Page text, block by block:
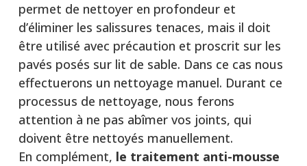
permet de nettoyer en profondeur et
d’éliminer les salissures tenaces, mais il doit
être utilisé avec précaution et proscrit sur les
pavés posés sur lit de sable. Dans ce cas nous
effectuerons un nettoyage manuel. Durant ce
processus de nettoyage, nous ferons
attention à ne pas abîmer vos joints, qui
doivent être nettoyés manuellement.
En complément, le traitement anti-mousse